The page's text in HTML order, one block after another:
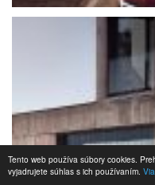
Tento web používa súbory cookies.
vyjadrujete súhlas s ich používaním.